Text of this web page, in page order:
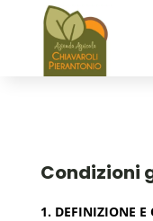
Condizioni
1. DEFINIZIONE E